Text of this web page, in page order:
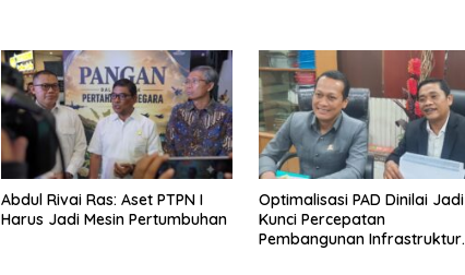
Abdul Rivai Ras: Aset PTPN I
Harus Jadi Mesin Pertumbuhan
Optimalisasi PAD Dinilai Jadi
Kunci Percepatan
Pembangunan Infrastruktur